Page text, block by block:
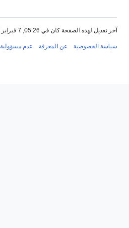
آخر تعديل لهذه الصفحة كان في 05:26, 7 فبراير 2017.
سياسة الخصوصية عن المعرفة عدم مسؤولية